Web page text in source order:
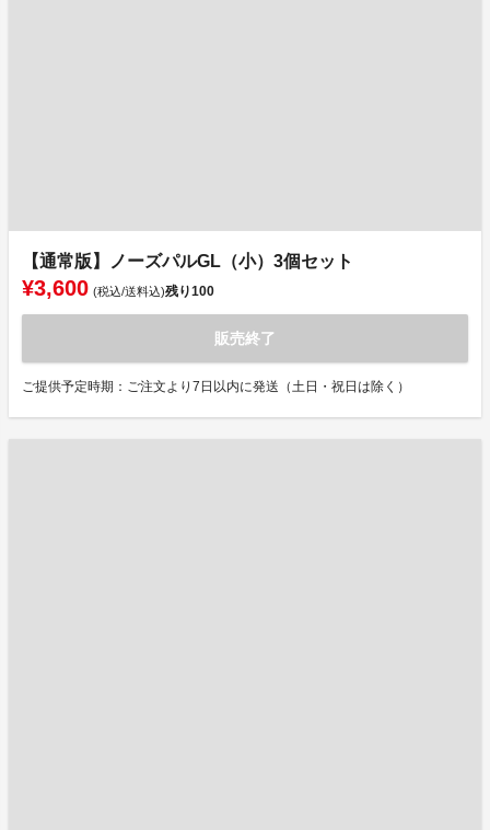
【通常版】ノーズパルGL（小）3個セット
¥3,600 (税込/送料込)残り100
販売終了
ご提供予定時期：ご注文より7日以内に発送（土日・祝日は除く）